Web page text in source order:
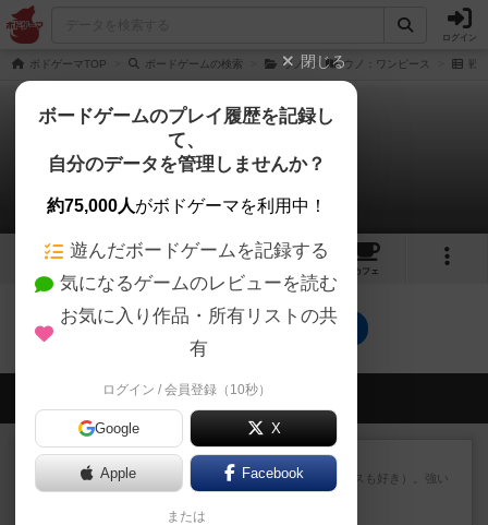
ログイン
ボドゲーマTOP ボードゲームの検索 ウノ ウノ：ワンピース 戦
ウノ：ワンピース
0件の戦略やコツ
1
カフェ
ウノ：ワンピースのトップに戻る
会員の新しい投稿
レビュー マスクメン
マスクメンすごい好き（プロレスも好き）。強い
やつを決めるというより、ジ...
約4時間前
閉じる
ボードゲームのプレイ履歴を記録し
て、
自分のデータを管理しませんか？
約75,000人がボドゲーマを利用中！
遊んだボードゲームを記録する
気になるゲームのレビューを読む
お気に入り作品・所有リストの共
有
ログイン / 会員登録（10秒）
Google X
Apple Facebook
または